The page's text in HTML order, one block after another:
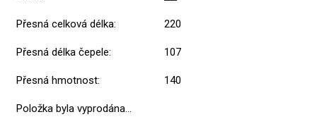
Přesná celková délka: 220
Přesná délka čepele: 107
Přesná hmotnost: 140
Položka byla vyprodána…